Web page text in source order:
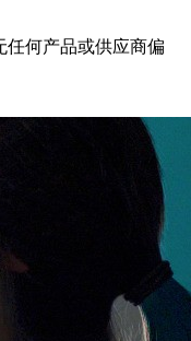
任何产品或供应商偏